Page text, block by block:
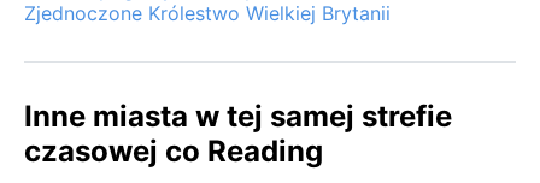
Zjednoczone Królestwo Wielkiej Brytanii
Inne miasta w tej samej strefie
czasowej co Reading